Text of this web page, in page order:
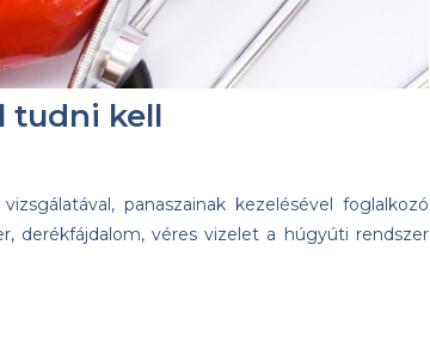
tudni kell
panaszainak kezelésével foglalkozó
derékfájdalom, véres vizelet a húgyúti rendszer